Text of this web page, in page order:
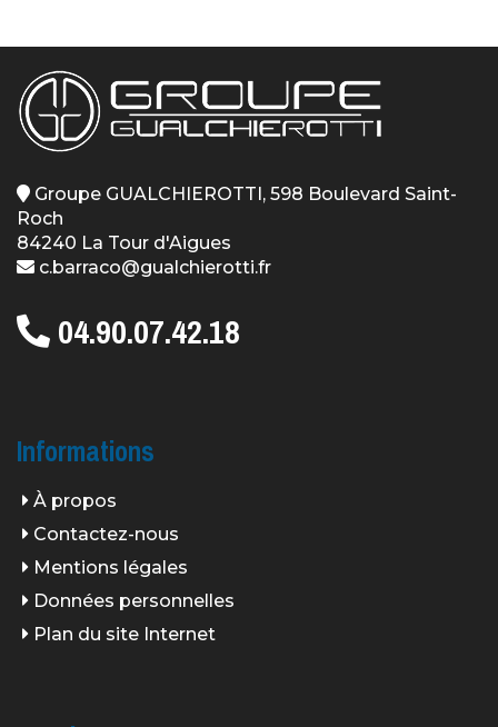
Groupe GUALCHIEROTTI, 598 Boulevard Saint-
Roch
84240 La Tour d'Aigues
c.barraco@gualchierotti.fr
04.90.07.42.18
Informations
À propos
Contactez-nous
Mentions légales
Données personnelles
Plan du site Internet